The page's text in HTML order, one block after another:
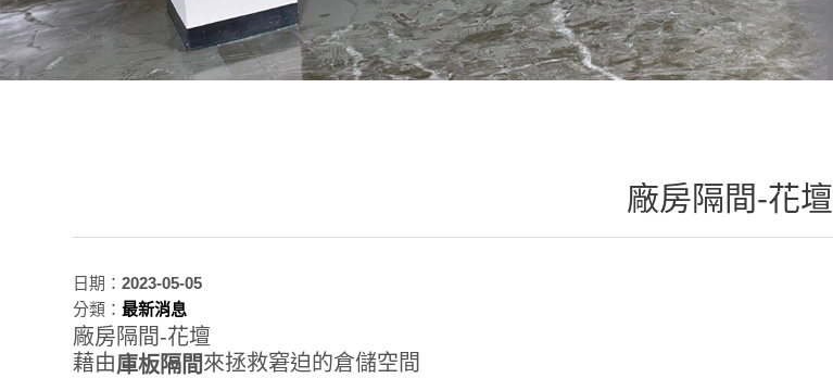
廠房隔間-花壇
日期：2023-05-05
分類：最新消息
廠房隔間-花壇
藉由庫板隔間來拯救窘迫的倉儲空間